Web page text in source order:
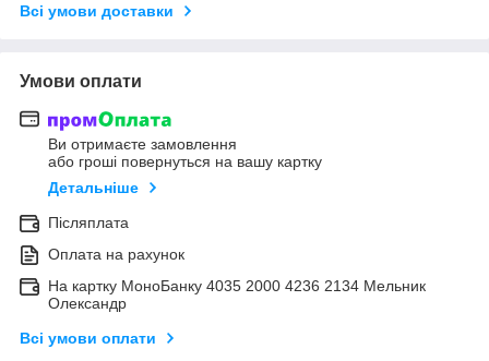
Всі умови доставки
Умови оплати
Ви отримаєте замовлення
або гроші повернуться на вашу картку
Детальніше
Післяплата
Оплата на рахунок
На картку МоноБанку 4035 2000 4236 2134 Мельник
Олександр
Всі умови оплати